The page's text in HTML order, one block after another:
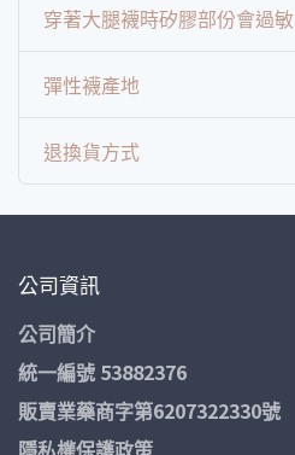
穿著大腿襪時矽膠部份會過敏
彈性襪產地
退換貨方式
公司資訊
公司簡介
統一編號 53882376
販賣業藥商字第6207322330號
隱私權保護政策